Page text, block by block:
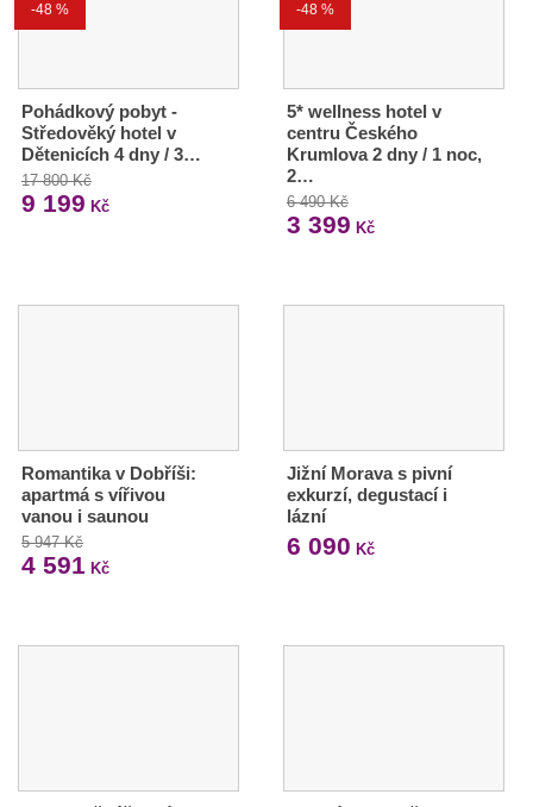
-48 %
Pohádkový pobyt -
Středověký hotel v
Dětenicích 4 dny / 3…
17 800 Kč
9 199 Kč
-48 %
5* wellness hotel v
centru Českého
Krumlova 2 dny / 1 noc,
2…
6 490 Kč
3 399 Kč
Romantika v Dobříši:
apartmá s vířivou
vanou i saunou
5 947 Kč
4 591 Kč
Jižní Morava s pivní
exkurzí, degustací i
lázní
6 090 Kč